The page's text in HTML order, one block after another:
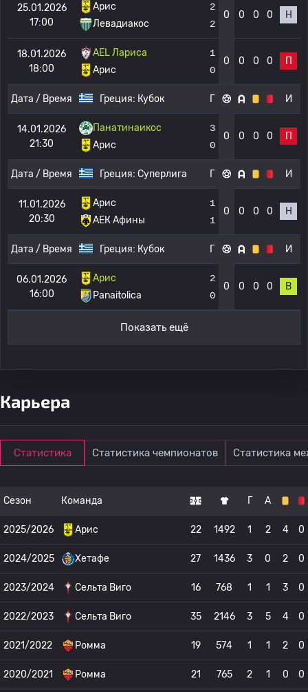
25.01.2026
17:00
Арис
Левадиакос
2
2
0 0 0 0 Н
18.01.2026
18:00
AEL Лариса
Арис
1
0
0 0 0 0 П
Дата / Время Греция: Кубок Г И
14.01.2026
21:30
Панатинаикос
Арис
3
0
0 0 0 0 П
Дата / Время Греция: Суперлига Г И
11.01.2026
20:30
Арис
АЕК Афины
1
1
0 0 0 0 Н
Дата / Время Греция: Кубок Г И
06.01.2026
16:00
Арис
Panaitolica
2
0
0 0 0 0 В
Показать ещё
Карьера
Статистика Статистика чемпионатов Статистика
Сезон Команда Г А
2025/2026 Арис 22 1492 1 2 4 0
2024/2025 Хетафе 27 1436 3 0 2 0
2023/2024 Сельта Виго 16 768 1 1 3 0
2022/2023 Сельта Виго 35 2146 3 5 4 0
2021/2022 Ромма 19 574 1 1 2 0
2020/2021 Ромма 21 765 2 1 0 0